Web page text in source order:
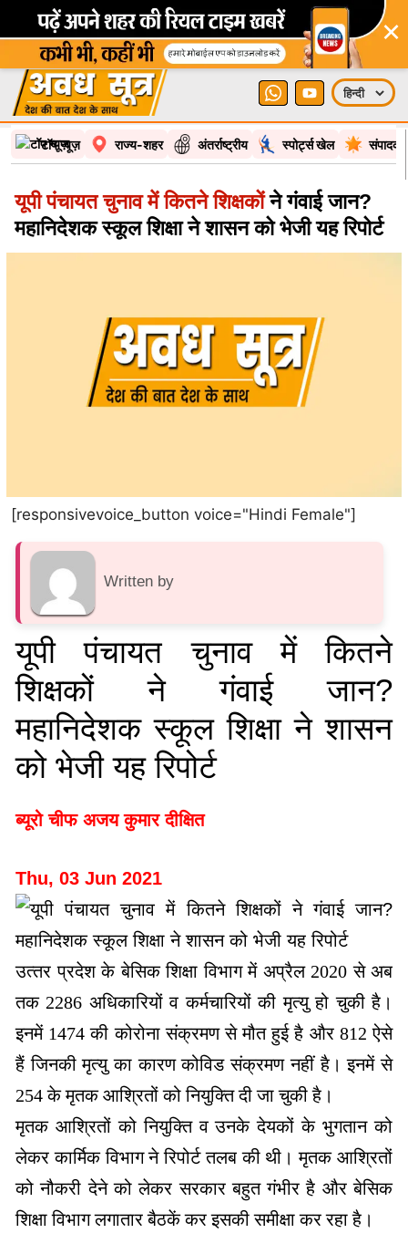
×
टॉप न्यूज़ राज्य-शहर अंतर्राष्ट्रीय स्पोर्ट्स खेल
यूपी पंचायत चुनाव में कितने शिक्षकोंने गंवाई जान?
महानिदेशक स्कूल शिक्षा ने शासन को भेजी यह रिपोर्ट
[responsivevoice_button voice="Hindi Female"]
Written by
यूपी पंचायत चुनाव में कितने
शिक्षकों ने गंवाई जान?
महानिदेशक स्कूल शिक्षा ने शासन
को भेजी यह रिपोर्ट
ब्यूरो चीफ अजय कुमार दीक्षित
Thu, 03 Jun 2021
उत्‍तर प्रदेश के बेसिक शिक्षा विभाग में अप्रैल 2020 से अब
तक 2286 अधिकारियों व कर्मचारियों की मृत्यु हो चुकी है।
इनमें 1474 की कोरोना संक्रमण से मौत हुई है और 812 ऐसे
हैं जिनकी मृत्यु का कारण कोविड संक्रमण नहीं है। इनमें से
254 के मृतक आश्रितों को नियुक्ति दी जा चुकी है।
मृतक आश्रितों को नियुक्ति व उनके देयकों के भुगतान को
लेकर कार्मिक विभाग ने रिपोर्ट तलब की थी। मृतक आश्रितों
को नौकरी देने को लेकर सरकार बहुत गंभीर है और बेसिक
शिक्षा विभाग लगातार बैठकें कर इसकी समीक्षा कर रहा है।